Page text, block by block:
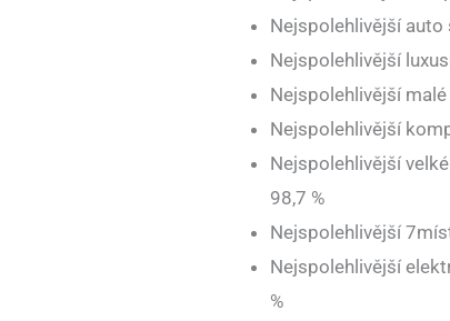
Nejspolehlivější
Nejspolehlivější
Nejspolehlivější
Nejspolehlivější
Nejspolehlivější
98,7 %
Nejspolehlivější
Nejspolehlivější
%